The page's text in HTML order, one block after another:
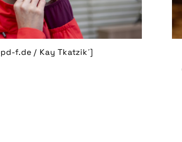
f.de / Kay Tkatzik´]